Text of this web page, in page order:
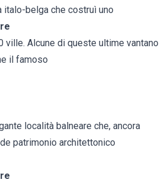
italo-belga che costruì uno
ville. Alcune di queste ultime vantano
il famoso
località balneare che, ancora
patrimonio architettonico